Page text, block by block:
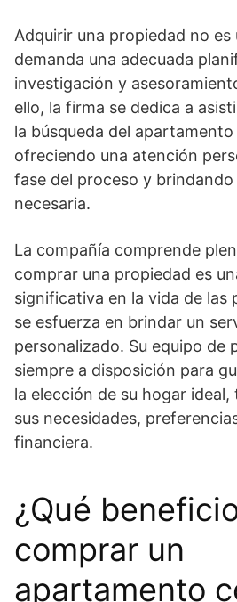
Adquirir una propiedad no es
demanda una adecuada
investigación y
ello, la firma se dedica a
la búsqueda del apartamento
ofreciendo una atención
fase del proceso y
necesaria.
La compañía comprende
comprar una propiedad es
significativa en la vida de las
se esfuerza en brindar un
personalizado. Su equipo de
siempre a disposición para
la elección de su hogar
sus necesidades,
financiera.
¿Qué
comprar un
apartamento